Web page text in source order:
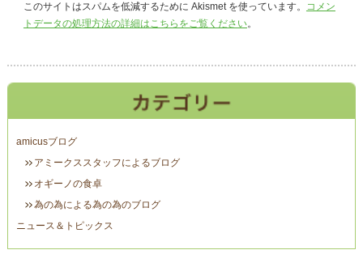
このサイトはスパムを低減するために Akismet を使っています。 コメン
トデータの処理方法の詳細はこちらをご覧ください。
amicusブログ
アミークススタッフによるブログ
オギーノの食卓
為の為による為の為のブログ
ニュース＆トピックス